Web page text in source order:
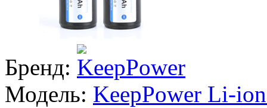
Бренд:
Модель: KeepPower Li-